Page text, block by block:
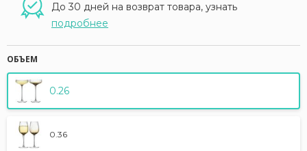
До 30 дней на возврат товара, узнать
подробнее
ОБЪЕМ
0.26
0.36